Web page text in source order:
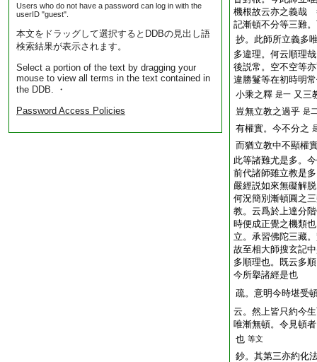
Users who do not have a password can log in with the
userID "guest".
本文をドラッグして選択するとDDBの見出し語
検索結果が表示されます。
Select a portion of the text by dragging your
mouse to view all terms in the text contained in
the DDB. ・
Password Access Policies
機根故云亦之義哉
記漸頓不分等三難
抄。此師所立義多
多違理。何云順理
後説常。空不空等
違勝鬘等在初時明
小乘之釋 是一 又三
豈無立教之過乎 是
有權實。今不分之
而猶立教中不顯權
此等諸難尤是多。
前代諸師雖立教是
嚴經説如來無礙解
何況簡別漸頓圓之
教。云爲於上達分
時便成正覺之機類
立。承習佛陀三藏
故至相大師搜玄記
多順理也。既云多
今所擧諸經是也
疏。意明今時堪受
云。然上皆只約今
唯漸無頓。令見頓
也 等文
鈔。其第三亦約化